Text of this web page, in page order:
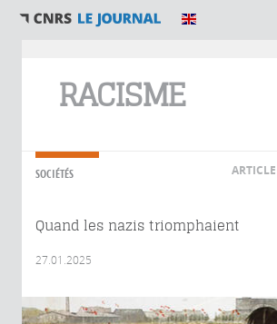
RACISME
SOCIÉTÉS ARTICLE
Quand les nazis triomphaient
27.01.2025